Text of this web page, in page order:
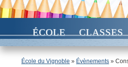
ÉCOLE CLASSES
École du Vignoble » Évènements »